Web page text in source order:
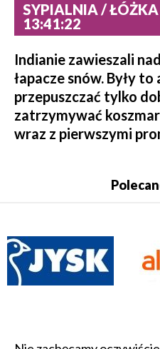
SYPIALNIA /
13:41:22
Indianie zawieszali
łapacze snów. Były
przepuszczać tylko
zatrzymywać
wraz z pierwszymi